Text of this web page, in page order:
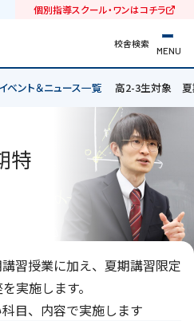
個別指導スクール・ワンはコチラ
校舎検索
MENU
イベント＆ニュース一覧 高2-3生対象 夏
特
習授業に加え、夏期講習限定
実施します。
目、内容で実施します